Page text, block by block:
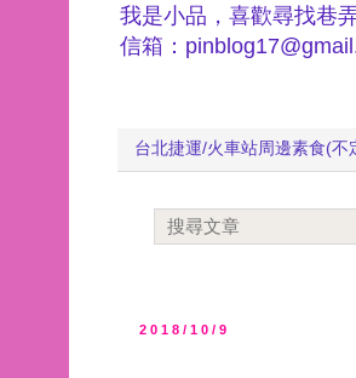
我是小品，喜歡尋找巷
信箱：
台北捷運/火車站周邊素食(不
2018/10/9